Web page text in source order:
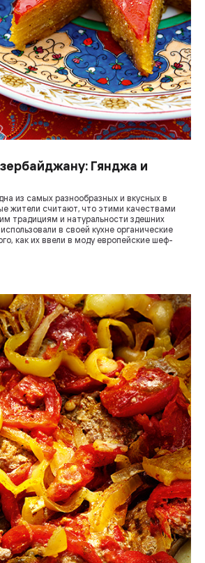
Гянджа и
из самых разнообразных и вкусных в
жители считают, что этими качествами
традициям и натуральности здешних
в своей кухне органические
как их ввели в моду европейские шеф-